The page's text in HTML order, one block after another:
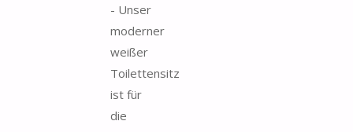
- Unser
moderner
weißer
Toilettensitz
ist für
die